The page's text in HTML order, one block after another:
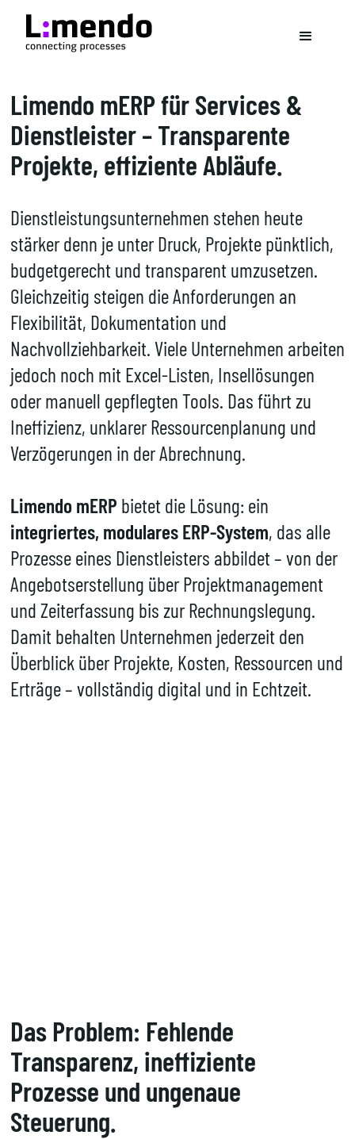
Limendo mERP für Services &
Dienstleister – Transparente
Projekte, effiziente Abläufe.
Dienstleistungsunternehmen stehen heute
stärker denn je unter Druck, Projekte pünktlich,
budgetgerecht und transparent umzusetzen.
Gleichzeitig steigen die Anforderungen an
Flexibilität, Dokumentation und
Nachvollziehbarkeit. Viele Unternehmen arbeiten
jedoch noch mit Excel-Listen, Insellösungen
oder manuell gepflegten Tools. Das führt zu
Ineffizienz, unklarer Ressourcenplanung und
Verzögerungen in der Abrechnung.
Limendo mERP bietet die Lösung: ein
integriertes, modulares ERP-System, das alle
Prozesse eines Dienstleisters abbildet – von der
Angebotserstellung über Projektmanagement
und Zeiterfassung bis zur Rechnungslegung.
Damit behalten Unternehmen jederzeit den
Überblick über Projekte, Kosten, Ressourcen und
Erträge – vollständig digital und in Echtzeit.
Das Problem: Fehlende
Transparenz, ineffiziente
Prozesse und ungenaue
Steuerung.